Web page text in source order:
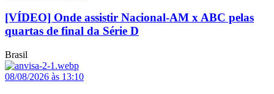
[VÍDEO] Onde assistir Nacional-AM x ABC pelas
quartas de final da Série D
Brasil
08/08/2026 às 13:10